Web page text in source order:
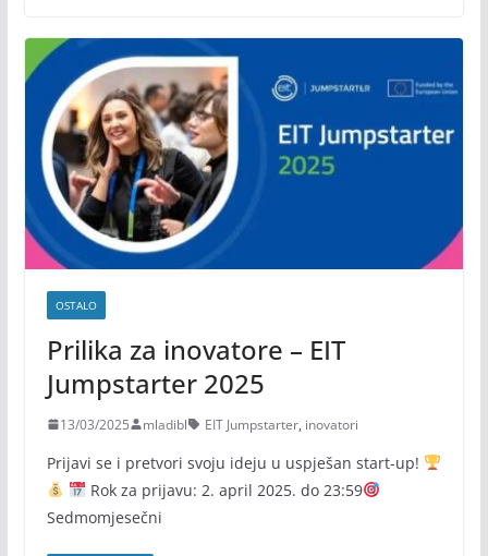
OSTALO
Prilika za inovatore – EIT
Jumpstarter 2025
13/03/2025 mladibl EIT Jumpstarter, inovatori
Prijavi se i pretvori svoju ideju u uspješan start-up!
Rok za prijavu: 2. april 2025. do 23:59
Sedmomjesečni